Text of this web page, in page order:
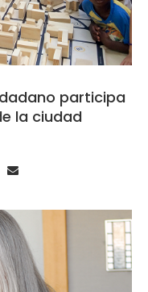
participa
la ciudad